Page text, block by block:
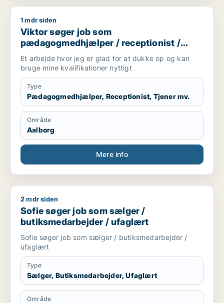
Viktor søger job som pædagogmedhjælper / receptionist /
1 mdr siden
Viktor søger job som
pædagogmedhjælper / receptionist /
tjener / køkkenmedarbejder /
cafémedarbejder
Et arbejde hvor jeg er glad for at dukke op og kan
bruge mine kvalifikationer nyttigt
Type
Pædagogmedhjælper, Receptionist, Tjener mv.
Område
Aalborg
Mere info
Sofie søger job som sælger / butiksmedarbejder / ufaglært
2 mdr siden
Sofie søger job som sælger /
butiksmedarbejder / ufaglært
Sofie søger job som sælger / butiksmedarbejder /
ufaglært
Type
Sælger, Butiksmedarbejder, Ufaglært
Område